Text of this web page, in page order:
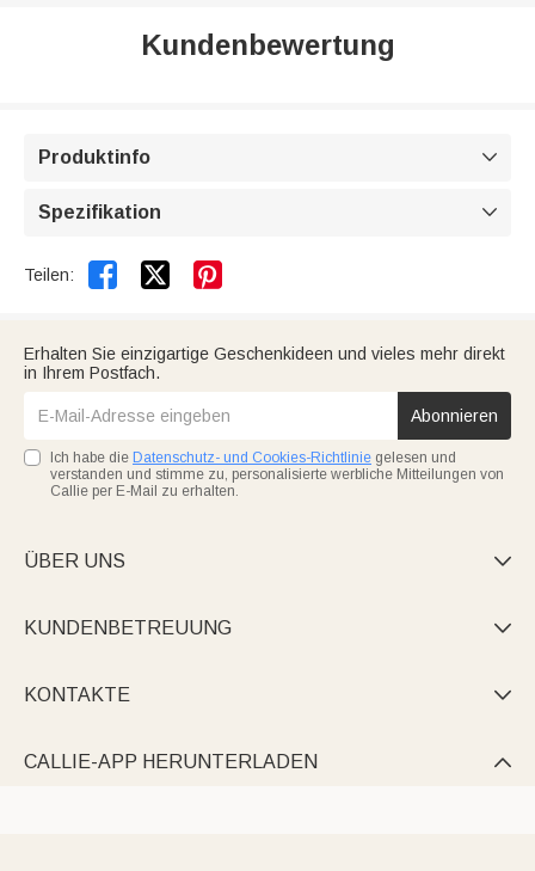
Kundenbewertung
Produktinfo 
Spezifikation 
Teilen:  
Erhalten Sie einzigartige Geschenkideen und vieles mehr direkt
in Ihrem Postfach.
Abonnieren
Ich habe die Datenschutz- und Cookies-Richtlinie gelesen und
verstanden und stimme zu, personalisierte werbliche Mitteilungen von
Callie per E-Mail zu erhalten.
ÜBER UNS 
KUNDENBETREUUNG 
KONTAKTE 
CALLIE-APP HERUNTERLADEN 